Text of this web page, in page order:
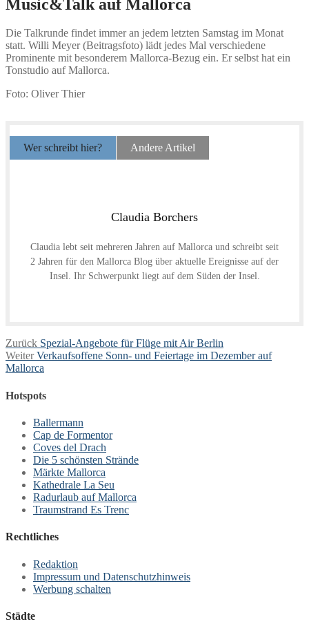
Music&Talk auf Mallorca
Die Talkrunde findet immer an jedem letzten Samstag im Monat
statt. Willi Meyer (Beitragsfoto) lädt jedes Mal verschiedene
Prominente mit besonderem Mallorca-Bezug ein. Er selbst hat ein
Tonstudio auf Mallorca.
Foto: Oliver Thier
Wer schreibt hier? Andere Artikel
Claudia Borchers
Claudia lebt seit mehreren Jahren auf Mallorca und schreibt seit
2 Jahren für den Mallorca Blog über aktuelle Ereignisse auf der
Insel. Ihr Schwerpunkt liegt auf dem Süden der Insel.
Beitragsnavigation
Zurück Vorheriger
Beitrag:
Spezial-Angebote für Flüge mit Air Berlin
Weiter Nächster
Beitrag:
Verkaufsoffene Sonn- und Feiertage im Dezember auf
Mallorca
Hotspots
Ballermann
Cap de Formentor
Coves del Drach
Die 5 schönsten Strände
Märkte Mallorca
Kathedrale La Seu
Radurlaub auf Mallorca
Traumstrand Es Trenc
Rechtliches
Redaktion
Impressum und Datenschutzhinweis
Werbung schalten
Städte